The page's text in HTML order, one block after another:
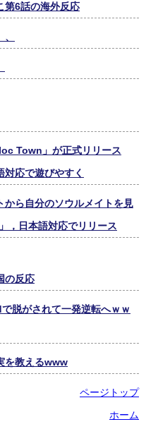
第6話の海外反応
Town」が正式リリース
対応で遊びやすく
ら自分のソウルメイトを見
日本語対応でリリース
の反応
脱がされて一発逆転へｗｗ
を教えるwww
ページトップ
ホーム